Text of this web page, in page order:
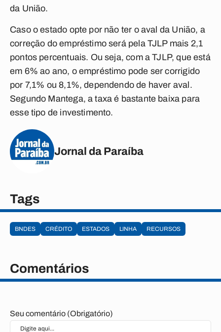
da União.
Caso o estado opte por não ter o aval da União, a
correção do empréstimo será pela TJLP mais 2,1
pontos percentuais. Ou seja, com a TJLP, que está
em 6% ao ano, o empréstimo pode ser corrigido
por 7,1% ou 8,1%, dependendo de haver aval.
Segundo Mantega, a taxa é bastante baixa para
esse tipo de investimento.
Jornal da Paraíba
Tags
BNDES CRÉDITO ESTADOS LINHA RECURSOS
Comentários
Seu comentário (Obrigatório)